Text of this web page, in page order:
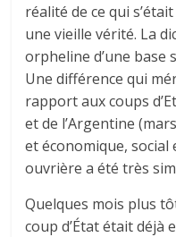
réalité de ce qui
une vieille vérité. La
orpheline d’une base
Une différence qui
rapport aux coups
et de l’Argentine
et économique, social
ouvrière a été très
Quelques mois plus
coup d’État était déjà